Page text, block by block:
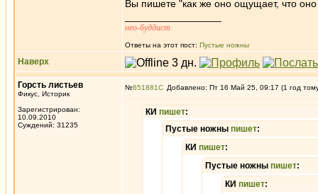
Вы пишете "как же оно ощущает, что
нео-буддист
Ответы на этот пост: Пустые ножны
Наверх
Горсть листьев
Фикус, Историк
Зарегистрирован:
10.09.2010
Суждений: 31235
№651881 Добавлено: Пт 16 Май 25, 09:17 (1 год
КИ пишет:
Пустые ножны пишет:
КИ пишет:
Пустые ножны пишет:
КИ пишет: